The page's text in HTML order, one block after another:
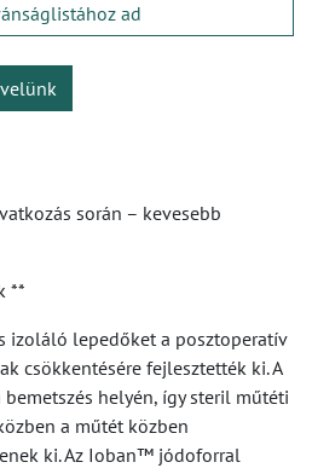
ad
során – kevesebb
**
lepedőket a posztoperatív
csökkentésére fejlesztették ki. A
helyén, így steril műtéti
a műtét közben
ki. Az Ioban™ jódoforral